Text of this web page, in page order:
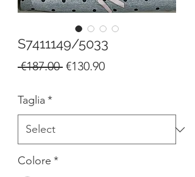
S7411149/5033
€187.00 Regular
€130.90Sale
Taglia *
Colore *